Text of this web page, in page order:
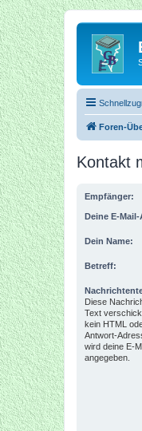
Foren-
Kontakt
Empfänger:
Deine E-
Dein Name:
Betreff:
Diese
Text
kein HTML
Antwort-
wird deine E-
angegeben.